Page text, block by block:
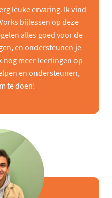
leuke ervaring. Ik vind
bijlessen op deze
alles goed voor de
en ondersteunen je
nog meer leerlingen op
en ondersteunen,
te doen!